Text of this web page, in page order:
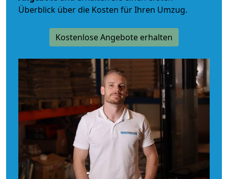
Überblick über die Kosten für Ihren Umzug.
Kostenlose Angebote erhalten